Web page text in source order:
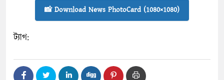
📸 Download News PhotoCard (1080×1080)
ট্যাগ: